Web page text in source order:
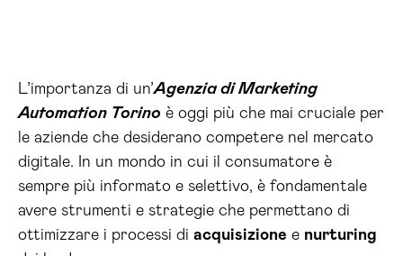
L’importanza di un’Agenzia di Marketing
Automation Torino è oggi più che mai cruciale per
le aziende che desiderano competere nel mercato
digitale. In un mondo in cui il consumatore è
sempre più informato e selettivo, è fondamentale
avere strumenti e strategie che permettano di
ottimizzare i processi di acquisizione e nurturing